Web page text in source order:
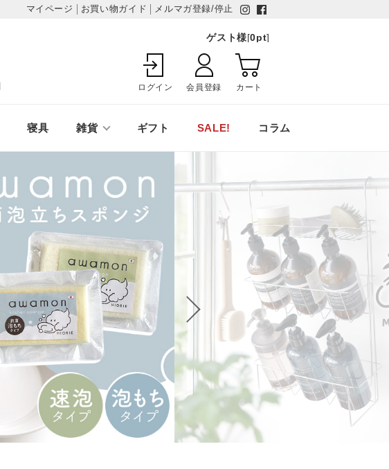
マイページ お買い物ガイド メルマガ登録/停止
ゲスト様[0pt]
ログイン 会員登録 カート
寝具 雑貨 ギフト SALE! コラム